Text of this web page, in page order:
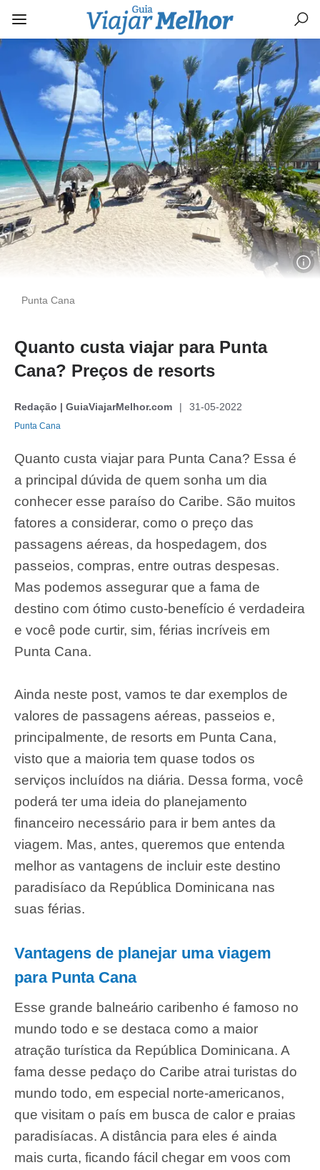
Punta Cana
Quanto custa viajar para Punta
Cana? Preços de resorts
Redação | GuiaViajarMelhor.com 31-05-2022
Punta Cana
Quanto custa viajar para Punta Cana? Essa é
a principal dúvida de quem sonha um dia
conhecer esse paraíso do Caribe. São muitos
fatores a considerar, como o preço das
passagens aéreas, da hospedagem, dos
passeios, compras, entre outras despesas.
Mas podemos assegurar que a fama de
destino com ótimo custo-benefício é verdadeira
e você pode curtir, sim, férias incríveis em
Punta Cana.
Ainda neste post, vamos te dar exemplos de
valores de passagens aéreas, passeios e,
principalmente, de resorts em Punta Cana,
visto que a maioria tem quase todos os
serviços incluídos na diária. Dessa forma, você
poderá ter uma ideia do planejamento
financeiro necessário para ir bem antes da
viagem. Mas, antes, queremos que entenda
melhor as vantagens de incluir este destino
paradisíaco da República Dominicana nas
suas férias.
Vantagens de planejar uma viagem
para Punta Cana
Esse grande balneário caribenho é famoso no
mundo todo e se destaca como a maior
atração turística da República Dominicana. A
fama desse pedaço do Caribe atrai turistas do
mundo todo, em especial norte-americanos,
que visitam o país em busca de calor e praias
paradisíacas. A distância para eles é ainda
mais curta, ficando fácil chegar em voos com